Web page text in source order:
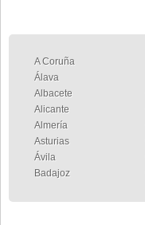
A Coruña
Álava
Albacete
Alicante
Almería
Asturias
Ávila
Badajoz